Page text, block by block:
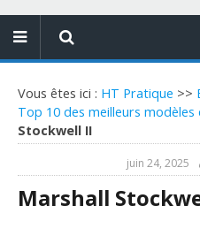
Vous êtes ici : HT Pratique >>
Top 10 des meilleurs modèles
Stockwell II
juin 24, 2025
Marshall